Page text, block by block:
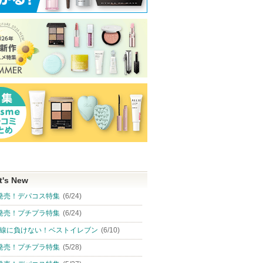
New
売！デパコス特集 (6/24)
売！プチプラ特集 (6/24)
に負けない！ベストイレブン (6/10)
売！プチプラ特集 (5/28)